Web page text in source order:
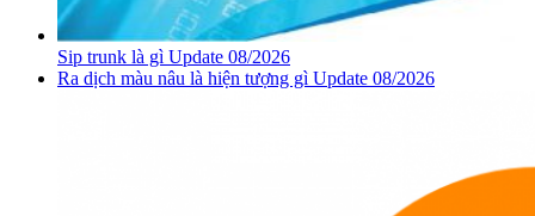
Sip trunk là gì Update 08/2026
Ra dịch màu nâu là hiện tượng gì Update 08/2026